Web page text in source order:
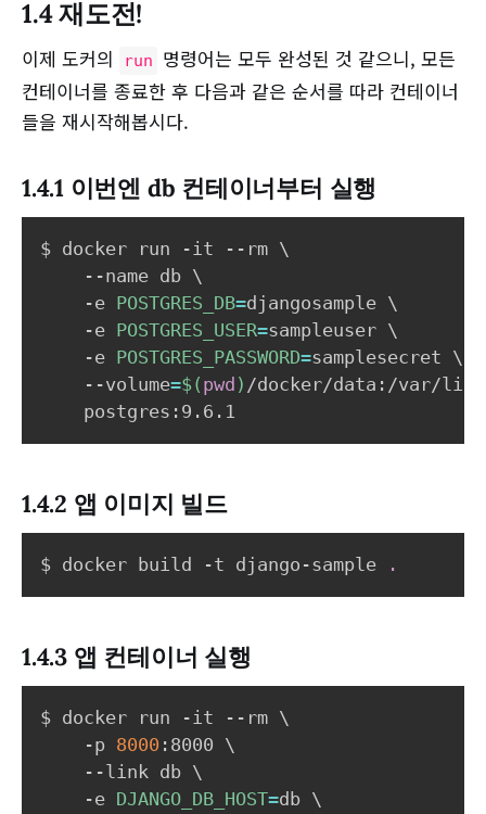
1.4 재도전!
이제 도커의 run
명령어는 모두 완성된 것 같으니, 모든
컨테이너를 종료한 후 다음과 같은 순서를 따라 컨테이너
들을 재시작해봅시다.
1.4.1 이번엔 db 컨테이너부터 실행
$ docker run -it --rm \
    --name db
\
    -e
POSTGRES_DB=djangosample \
    -e
POSTGRES_USER=sampleuser \
    -e
POSTGRES_PASSWORD=samplesecret \
    --volume
=$( pwd ) /docker/data:/var/
1.4.2 앱 이미지 빌드
$ docker build -t django-sample .
1.4.3 앱 컨테이너 실행
$ docker run -it --rm \
    -p
8000 :8000 \
    --link db
\
    -e
DJANGO_DB_HOST=db \